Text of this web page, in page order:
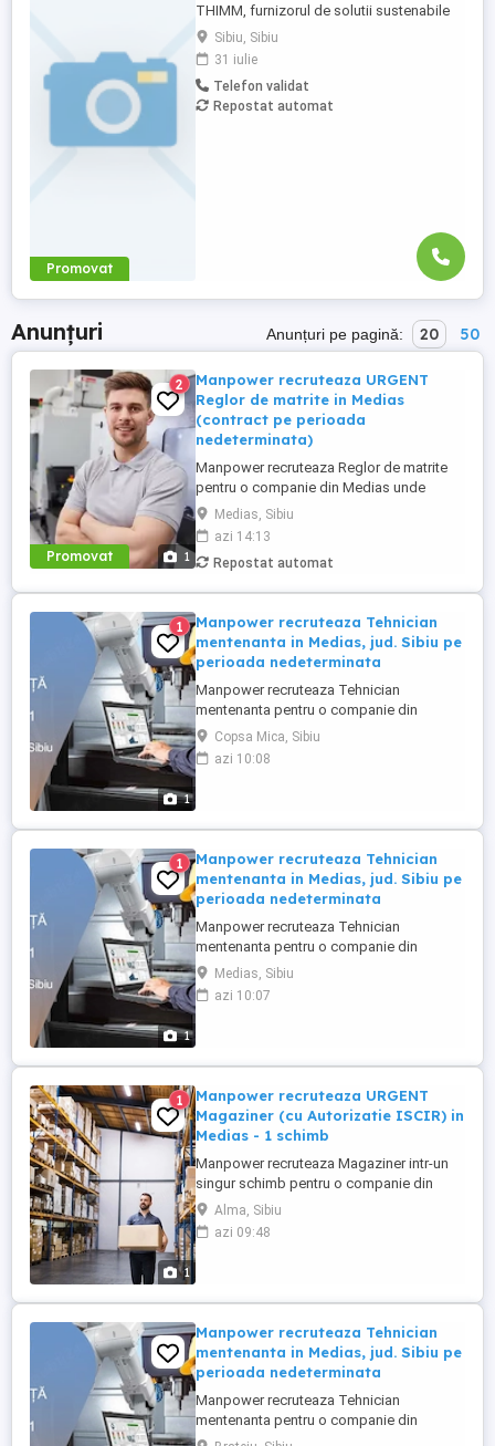
Promovat
THIMM, furnizorul de solutii sustenabile
pentru ambalaje. Dacă ai o atenție
deosebită la detalii și ești pasionat de
crearea de soluții funcționale și estetice,
acesta ar putea fi locul ideal pentru tine!
Cerinte: - Experienta in productie; -
Sibiu, Sibiu
31 iulie
Telefon validat
Repostat automat
Anunțuri Anunțuri pe pagină: 20 50
Promovat 1
2
Manpower recruteaza URGENT
Reglor de matrite in Medias
(contract pe perioada
nedeterminata)
Manpower recruteaza Reglor de matrite
pentru o companie din Medias unde
principala activitate este fabricarea de
piese si accesorii pentru autovehicule(se
produc componente din mase plastice si
realizeaza operatiuni de injectie mase
Medias, Sibiu
azi 14:13
Repostat automat
1
1
Manpower recruteaza Tehnician
mentenanta in Medias, jud. Sibiu pe
perioada nedeterminata
Manpower recruteaza Tehnician
mentenanta pentru o companie din
Medias unde principala activitate este
fabricarea de piese si accesorii pentru
autovehicule(se produc componente din
subansamble pentru industria auto).
Copsa Mica, Sibiu
azi 10:08
1
1
Manpower recruteaza Tehnician
mentenanta in Medias, jud. Sibiu pe
perioada nedeterminata
Manpower recruteaza Tehnician
mentenanta pentru o companie din
Medias unde principala activitate este
fabricarea de piese si accesorii pentru
autovehicule(se produc componente din
subansamble pentru industria auto).
Medias, Sibiu
azi 10:07
1
1
Manpower recruteaza URGENT
Magaziner (cu Autorizatie ISCIR) in
Medias - 1 schimb
Manpower recruteaza Magaziner intr-un
singur schimb pentru o companie din
Medias unde principala activitate este
fabricarea de piese si accesorii pentru
autovehicule(se produc componente din
subansamble pentru industria ...
Alma, Sibiu
azi 09:48
Manpower recruteaza Tehnician
mentenanta in Medias, jud. Sibiu pe
perioada nedeterminata
Manpower recruteaza Tehnician
mentenanta pentru o companie din
Medias unde principala activitate este